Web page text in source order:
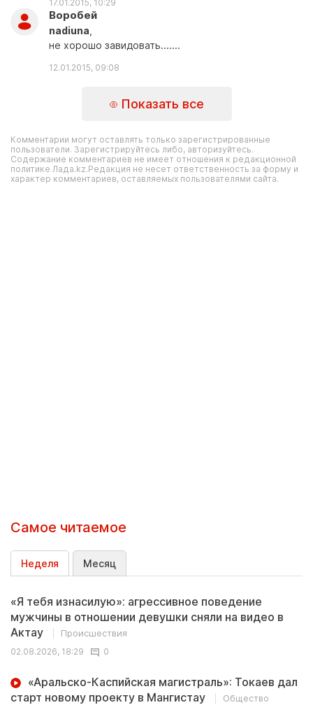
17.01.2015, 10:29
Воробей
nadiuna
не хорошо завидовать.......
12.01.2015, 09:08
Показать все
Комментарии могут оставлять только зарегистрированные
пользователи. Зарегистрируйтесь либо, авторизуйтесь.
Содержание комментариев не имеет отношения к редакционной
политике Лада.kz.Редакция не несет ответственность за форму и
характер комментариев, оставляемых пользователями сайта.
Самое читаемое
Неделя Месяц
«Я тебя изнасилую»: агрессивное поведение
мужчины в отношении девушки сняли на видео в
Актау
Происшествия
02.08.2026, 18:29
0
«Аральско-Каспийская магистраль»: Токаев дал
старт новому проекту в Мангистау
Общество